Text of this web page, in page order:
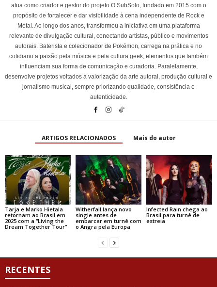
atua como criador e gestor do projeto O SubSolo, fundado em 2015 com o
propósito de fortalecer e dar visibilidade à cena independente de Rock e
Metal. Ao longo dos anos, transformou a iniciativa em uma plataforma
relevante de divulgação cultural, conectando artistas, público e movimentos
autorais. Baterista e colecionador de Pokémon, carrega na prática e no
cotidiano a paixão pela música e pela cultura geek, elementos que também
influenciam sua forma de comunicação e curadoria. Paralelamente,
desenvolve projetos voltados à valorização da arte autoral, produção cultural e
jornalismo musical, sempre priorizando qualidade, consistência e
autenticidade.
ARTIGOS RELACIONADOS Mais do autor
Tarja e Marko Hietala
retornam ao Brasil em
2025 com a “Living the
Dream Together Tour”
Witherfall lança novo
single antes de
embarcar em turnê com
o Angra pela Europa
Infected Rain chega ao
Brasil para turnê de
estreia
RECENTES